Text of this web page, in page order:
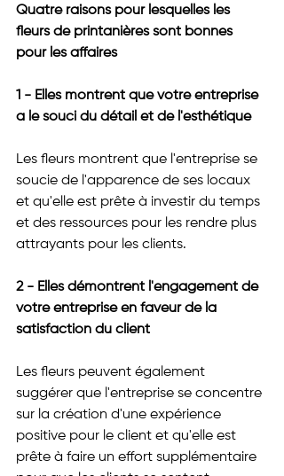
Quatre raisons pour lesquelles les
fleurs de printanières sont bonnes
pour les affaires
1 - Elles montrent que votre entreprise
a le souci du détail et de l'esthétique
Les fleurs montrent que l'entreprise se
soucie de l'apparence de ses locaux
et qu'elle est prête à investir du temps
et des ressources pour les rendre plus
attrayants pour les clients.
2 - Elles démontrent l'engagement de
votre entreprise en faveur de la
satisfaction du client
Les fleurs peuvent également
suggérer que l'entreprise se concentre
sur la création d'une expérience
positive pour le client et qu'elle est
prête à faire un effort supplémentaire